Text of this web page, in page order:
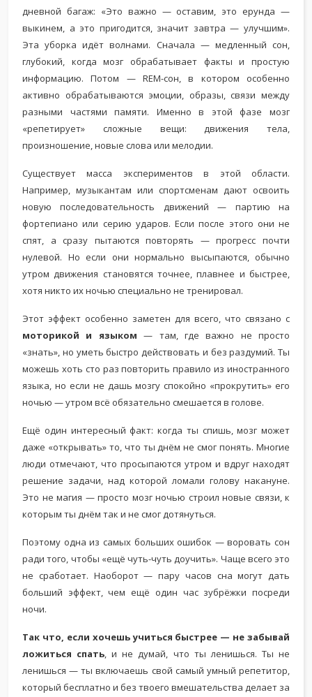
дневной багаж: «Это важно — оставим, это ерунда —
выкинем, а это пригодится, значит завтра — улучшим».
Эта уборка идёт волнами. Сначала — медленный сон,
глубокий, когда мозг обрабатывает факты и простую
информацию. Потом — REM-сон, в котором особенно
активно обрабатываются эмоции, образы, связи между
разными частями памяти. Именно в этой фазе мозг
«репетирует» сложные вещи: движения тела,
произношение, новые слова или мелодии.
Существует масса экспериментов в этой области.
Например, музыкантам или спортсменам дают освоить
новую последовательность движений — партию на
фортепиано или серию ударов. Если после этого они не
спят, а сразу пытаются повторять — прогресс почти
нулевой. Но если они нормально высыпаются, обычно
утром движения становятся точнее, плавнее и быстрее,
хотя никто их ночью специально не тренировал.
Этот эффект особенно заметен для всего, что связано с
моторикой и языком — там, где важно не просто
«знать», но уметь быстро действовать и без раздумий. Ты
можешь хоть сто раз повторить правило из иностранного
языка, но если не дашь мозгу спокойно «прокрутить» его
ночью — утром всё обязательно смешается в голове.
Ещё один интересный факт: когда ты спишь, мозг может
даже «открывать» то, что ты днём не смог понять. Многие
люди отмечают, что просыпаются утром и вдруг находят
решение задачи, над которой ломали голову накануне.
Это не магия — просто мозг ночью строил новые связи, к
которым ты днём так и не смог дотянуться.
Поэтому одна из самых больших ошибок — воровать сон
ради того, чтобы «ещё чуть-чуть доучить». Чаще всего это
не сработает. Наоборот — пару часов сна могут дать
больший эффект, чем ещё один час зубрёжки посреди
ночи.
Так что, если хочешь учиться быстрее — не забывай
ложиться спать, и не думай, что ты ленишься. Ты не
ленишься — ты включаешь свой самый умный репетитор,
который бесплатно и без твоего вмешательства делает за